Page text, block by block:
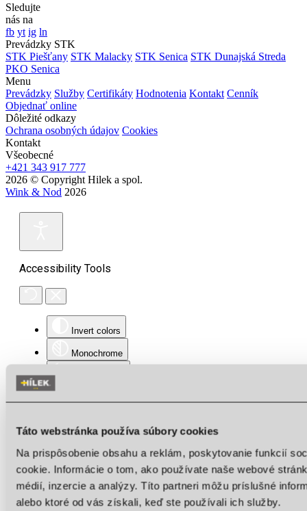
Táto webstránka používa súbory cookies
Na prispôsobenie obsahu a reklám, poskytovanie funkcií
cookie. Informácie o tom, ako používate naše webové
médií, inzercie a analýzy. Títo partneri môžu príslušné
alebo ktoré od vás získali, keď ste používali ich služby.
Sledujte
nás na
fb yt ig ln
Prevádzky STK
STK Piešťany STK Malacky STK Senica STK Dunajská Streda
PKO Senica
Menu
Prevádzky Služby Certifikáty Hodnotenia Kontakt Cenník
Objednať online
Dôležité odkazy
Ochrana osobných údajov Cookies
Kontakt
Všeobecné
+421 343 917 777
2026 © Copyright Hilek a spol.
Wink & Nod 2026
Accessibility Tools
Invert colors
Monochrome
Highlight links
Highlight headings